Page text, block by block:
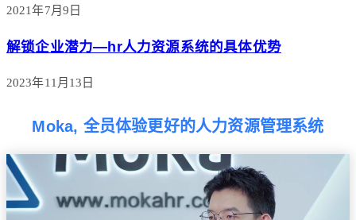
2021年7月9日
解锁企业潜力—hr人力资源系统的具体优势
2023年11月13日
Moka, 全员体验更好的人力资源管理系统